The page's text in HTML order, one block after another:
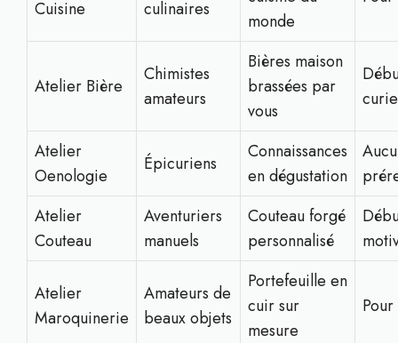
Cuisine
culinaires
monde
Atelier Bière
Chimistes
amateurs
Bières maison
brassées par
vous
Atelier
Oenologie
Épicuriens
Connaissances
en dégustation
Atelier
Couteau
Aventuriers
manuels
Couteau forgé
personnalisé
Atelier
Maroquinerie
Amateurs de
beaux objets
Portefeuille en
cuir sur
mesure